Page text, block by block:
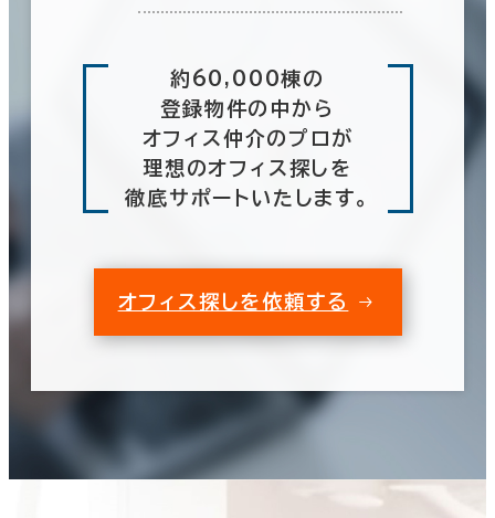
約60,000棟の
登録物件の中から
オフィス仲介のプロが
理想のオフィス探しを
徹底サポートいたします。
オフィス探しを依頼する